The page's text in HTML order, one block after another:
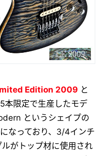
Edition 2009 と
本限定で生産したモデ
というシェイプの
なっており、3/4インチ
がトップ材に使用され